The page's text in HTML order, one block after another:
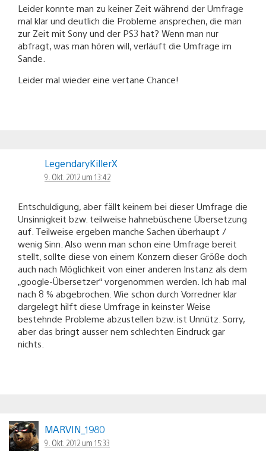
Leider konnte man zu keiner Zeit während der Umfrage
mal klar und deutlich die Probleme ansprechen, die man
zur Zeit mit Sony und der PS3 hat? Wenn man nur
abfragt, was man hören will, verläuft die Umfrage im
Sande.
Leider mal wieder eine vertane Chance!
LegendaryKillerX
9. Okt. 2012 um 13:42
Entschuldigung, aber fällt keinem bei dieser Umfrage die
Unsinnigkeit bzw. teilweise hahnebüschene Übersetzung
auf. Teilweise ergeben manche Sachen überhaupt /
wenig Sinn. Also wenn man schon eine Umfrage bereit
stellt, sollte diese von einem Konzern dieser Größe doch
auch nach Möglichkeit von einer anderen Instanz als dem
„google-Übersetzer“ vorgenommen werden. Ich hab mal
nach 8 % abgebrochen. Wie schon durch Vorredner klar
dargelegt hilft diese Umfrage in keinster Weise
bestehnde Probleme abzustellen bzw. ist Unnütz. Sorry,
aber das bringt ausser nem schlechten Eindruck gar
nichts.
MARVIN_1980
9. Okt. 2012 um 15:33